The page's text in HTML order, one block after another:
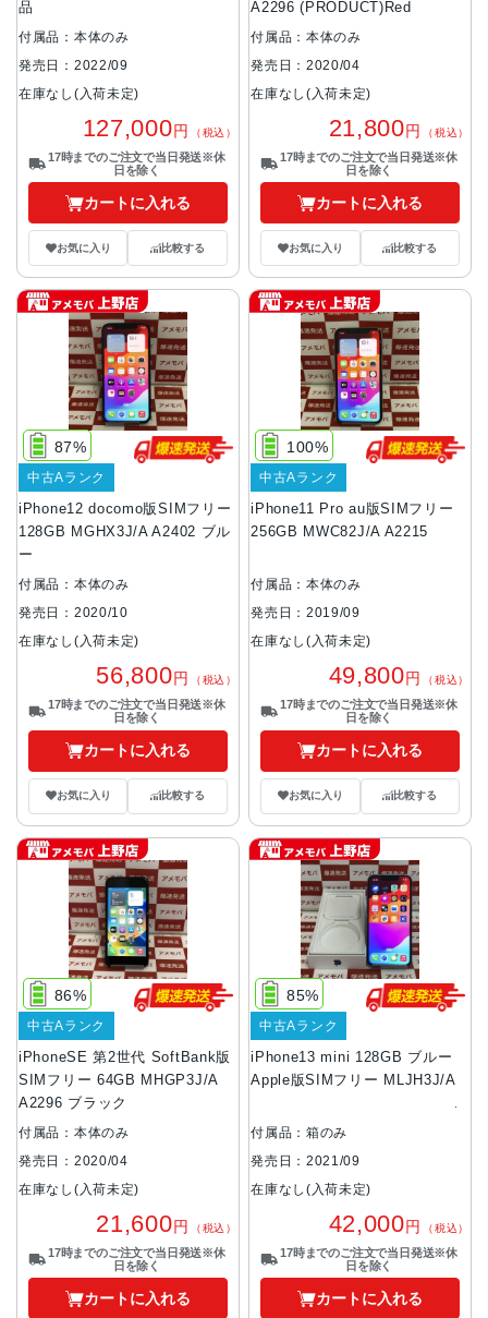
品
付属品：本体のみ
発売日：2022/09
在庫なし(入荷未定)
127,000円 （税込）
17時までのご注文で当日発送※休
日を除く
カートに入れる
お気に入り 比較する
A2296 (PRODUCT)Red
付属品：本体のみ
発売日：2020/04
在庫なし(入荷未定)
21,800円 （税込）
17時までのご注文で当日発送※休
日を除く
カートに入れる
お気に入り 比較する
iPhone12 docomo版SIMフリー
128GB MGHX3J/A A2402 ブル
ー
87%
中古Aランク
付属品：本体のみ
発売日：2020/10
在庫なし(入荷未定)
56,800円 （税込）
17時までのご注文で当日発送※休
日を除く
カートに入れる
お気に入り 比較する
iPhone11 Pro au版SIMフリー
256GB MWC82J/A A2215
100%
中古Aランク
付属品：本体のみ
発売日：2019/09
在庫なし(入荷未定)
49,800円 （税込）
17時までのご注文で当日発送※休
日を除く
カートに入れる
お気に入り 比較する
iPhoneSE 第2世代 SoftBank版
SIMフリー 64GB MHGP3J/A
A2296 ブラック
86%
中古Aランク
付属品：本体のみ
発売日：2020/04
在庫なし(入荷未定)
21,600円 （税込）
17時までのご注文で当日発送※休
日を除く
カートに入れる
iPhone13 mini 128GB ブルー
Apple版SIMフリー MLJH3J/A
85%
中古Aランク
付属品：箱のみ
発売日：2021/09
在庫なし(入荷未定)
42,000円 （税込）
17時までのご注文で当日発送※休
日を除く
カートに入れる